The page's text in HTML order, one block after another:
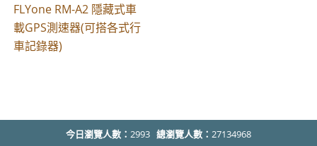
FLYone RM-A2 隱藏式車
載GPS測速器(可搭各式行
車記錄器)
今日瀏覽人數： 2993 總瀏覽人數： 27134968